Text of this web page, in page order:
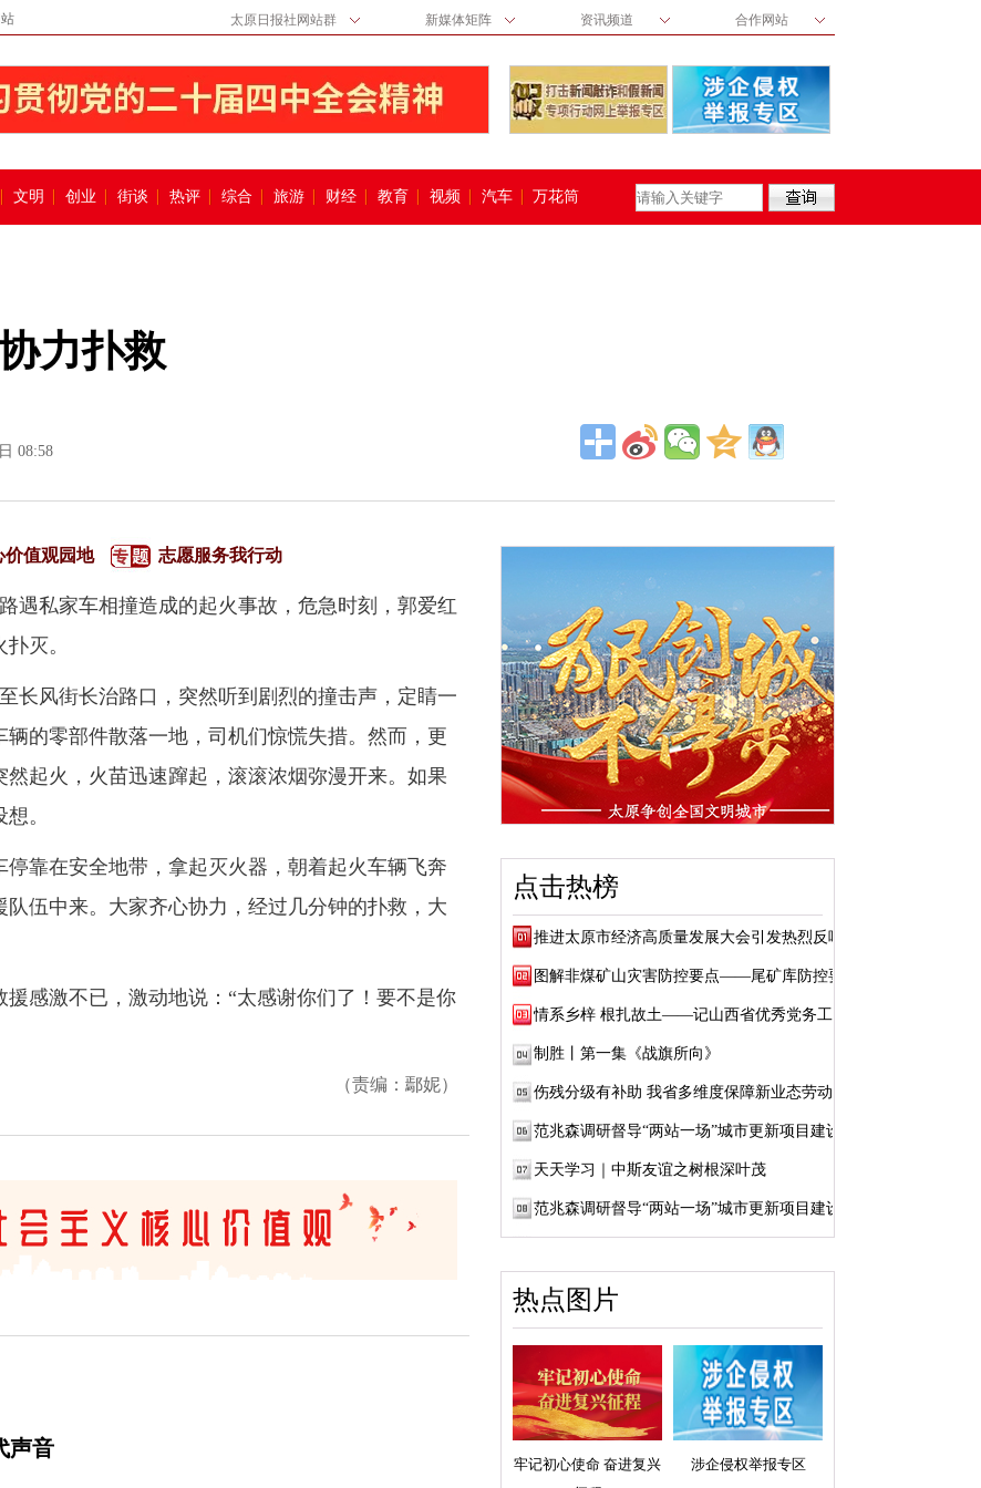
太原日报社网站群 新媒体矩阵 资讯频道 合作网站
文明 创业 街谈 热评 综合 旅游 财经 教育 视频 汽车 万花筒
力扑救
08:58
价值观园地 志愿服务我行动
私家车相撞造成的起火事故，危急时刻，郭爱红
灭。
风街长治路口，突然听到剧烈的撞击声，定睛一
的零部件散落一地，司机们惊慌失措。然而，更
起火，火苗迅速蹿起，滚滚浓烟弥漫开来。如果
。
靠在安全地带，拿起灭火器，朝着起火车辆飞奔
伍中来。大家齐心协力，经过几分钟的扑救，大
激不已，激动地说：“太感谢你们了！要不是你
（责编：鄢妮）
声音
点击热榜
推进太原市经济高质量发展大会引发热烈反响
图解非煤矿山灾害防控要点——尾矿库防控要点
情系乡梓 根扎故土——记山西省优秀党务工作...
制胜丨第一集《战旗所向》
伤残分级有补助 我省多维度保障新业态劳动者...
范兆森调研督导“两站一场”城市更新项目建设
天天学习｜中斯友谊之树根深叶茂
范兆森调研督导“两站一场”城市更新项目建设
热点图片
牢记初心使命 奋进复兴
涉企侵权举报专区